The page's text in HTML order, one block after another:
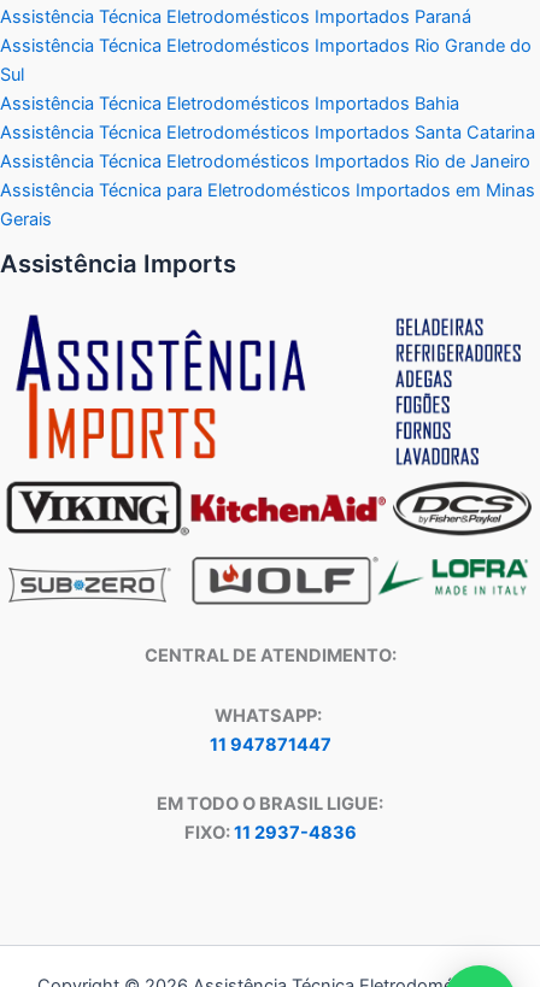
Assistência Técnica Eletrodomésticos Importados Paraná
Assistência Técnica Eletrodomésticos Importados Rio Grande do
Sul
Assistência Técnica Eletrodomésticos Importados Bahia
Assistência Técnica Eletrodomésticos Importados Santa Catarina
Assistência Técnica Eletrodomésticos Importados Rio de Janeiro
Assistência Técnica para Eletrodomésticos Importados em Minas
Gerais
Assistência Imports
CENTRAL DE ATENDIMENTO:
WHATSAPP:
11 947871447
EM TODO O BRASIL LIGUE:
FIXO:11 2937-4836